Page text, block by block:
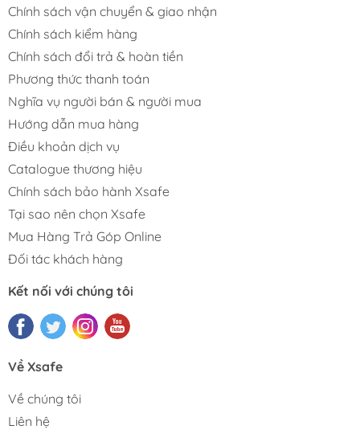
Chính sách vận chuyển & giao nhận
Chính sách kiểm hàng
Chính sách đổi trả & hoàn tiền
Phương thức thanh toán
Nghĩa vụ người bán & người mua
Hướng dẫn mua hàng
Điều khoản dịch vụ
Catalogue thương hiệu
Chính sách bảo hành Xsafe
Tại sao nên chọn Xsafe
Mua Hàng Trả Góp Online
Đối tác khách hàng
Kết nối với chúng tôi
Về Xsafe
Về chúng tôi
Liên hệ